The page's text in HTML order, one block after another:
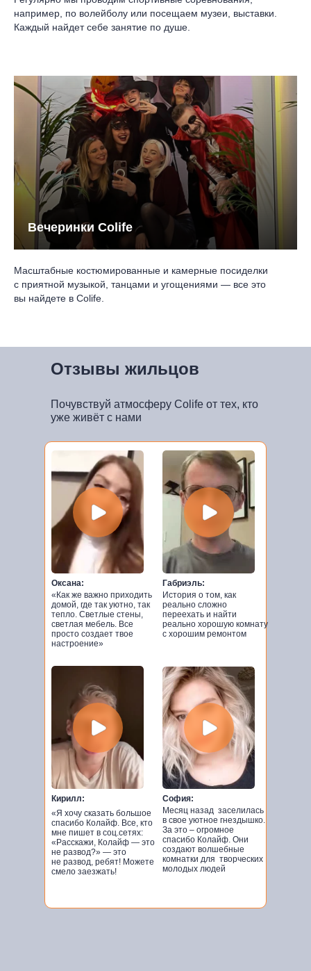
например, по волейболу или посещаем музеи, выставки.
Каждый найдет себе занятие по душе.
Вечеринки Colife
Масштабные костюмированные и камерные посиделки
с приятной музыкой, танцами и угощениями — все это
вы найдете в Colife.
Почувствуй атмосферу Colife от тех, кто
уже живёт с нами
Отзывы жильцов
«Как же важно приходить
домой, где так уютно, так
тепло. Светлые стены,
светлая мебель. Все
просто создает твое
настроение»
Оксана:
Кирилл:
«Я хочу сказать большое
спасибо Колайф. Все, кто
мне пишет в соц.сетях:
«Расскажи, Колайф — это
не развод?» — это
не развод, ребят! Можете
смело заезжать!
История о том, как
реально сложно
переехать и найти
реально хорошую комнату
с хорошим ремонтом
Габриэль:
София:
Месяц назад заселилась
в свое уютное гнездышко.
За это – огромное
спасибо Колайф. Они
создают волшебные
комнатки для творческих
молодых людей